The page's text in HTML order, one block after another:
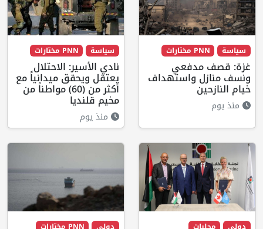
سياسة PNN مختارات
غزة: قصف مدفعي
ونسف منازل واستهداف
خيام النازحين
منذ يوم
سياسة PNN مختارات
نادي الأسير: الاحتلال
يعتقل ويحقق ميدانياً مع
أكثر من (60) مواطناً من
مخيم قلنديا
منذ يوم